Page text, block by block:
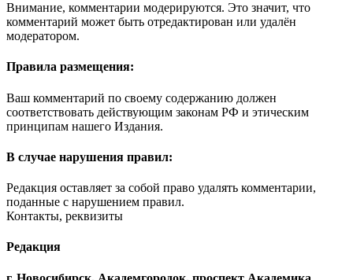
Внимание, комментарии модерируются. Это значит, что
комментарий может быть отредактирован или удалён
модератором.
Правила размещения:
Ваш комментарий по своему содержанию должен
соответствовать действующим законам РФ и этическим
принципам нашего Издания.
В случае нарушения правил:
Редакция оставляет за собой право удалять комментарии,
поданные с нарушением правил.
Контакты, реквизиты
Редакция